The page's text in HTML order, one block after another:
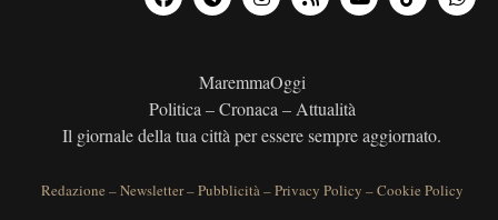
MaremmaOggi
Politica – Cronaca – Attualità
Il giornale della tua città per essere sempre aggiornato.
Redazione –Newsletter–Pubblicità–Privacy Policy –Cookie Policy